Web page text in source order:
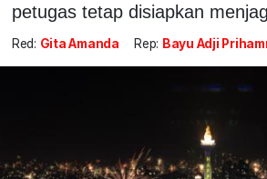
petugas tetap disiapkan
Red: Gita Amanda Rep: Bayu Adji